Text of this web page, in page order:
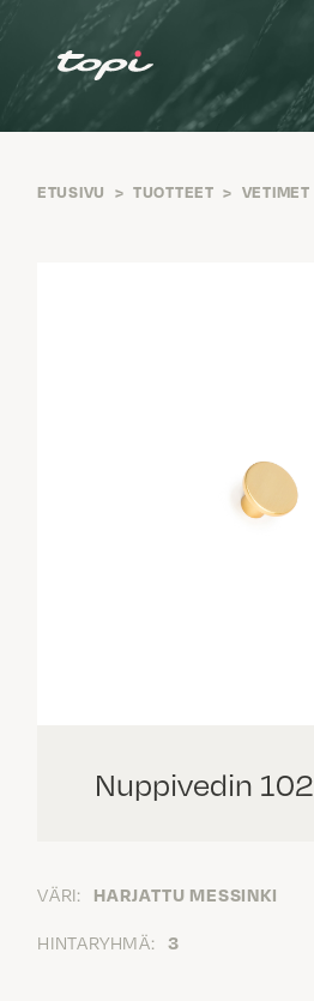
ETUSIVU > TUOTTEET > VETIMET
Nuppivedin 102
VÄRI: HARJATTU MESSINKI
HINTARYHMÄ: 3